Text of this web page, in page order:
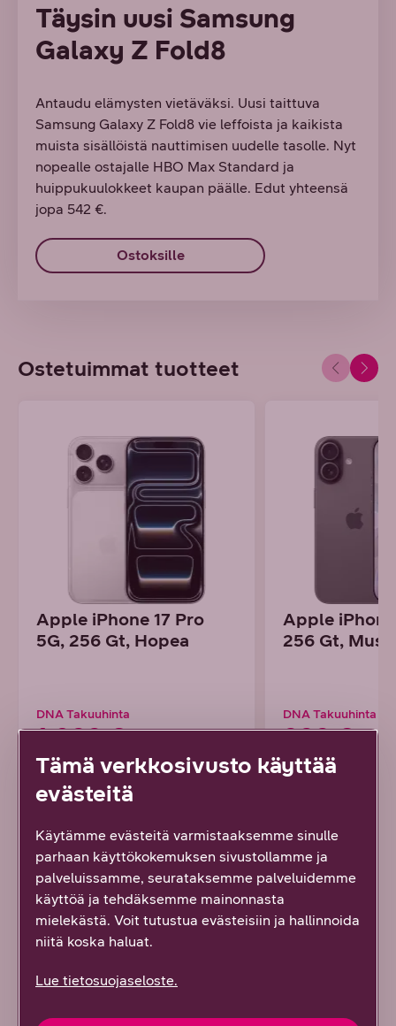
Täysin uusi Samsung
Galaxy Z Fold8
Antaudu elämysten vietäväksi. Uusi taittuva
Samsung Galaxy Z Fold8 vie leffoista ja kaikista
muista sisällöistä nauttimisen uudelle tasolle. Nyt
nopealle ostajalle HBO Max Standard ja
huippukuulokkeet kaupan päälle. Edut yhteensä
jopa 542 €.
Ostoksille
Ostetuimmat tuotteet
Apple iPhone 17 Pro
5G, 256 Gt, Hopea
DNA Takuuhinta
1 099 €
tai alk. 30,53 € / kk
Apple iPhone
256 Gt,
DNA Takuuhinta
899 €
tai alk. 24,97 € /
Tämä verkkosivusto käyttää
evästeitä
Käytämme evästeitä varmistaaksemme sinulle
parhaan käyttökokemuksen sivustollamme ja
palveluissamme, seurataksemme palveluidemme
käyttöä ja tehdäksemme mainonnasta
mielekästä. Voit tutustua evästeisiin ja hallinnoida
niitä koska haluat.
Lue tietosuojaseloste.